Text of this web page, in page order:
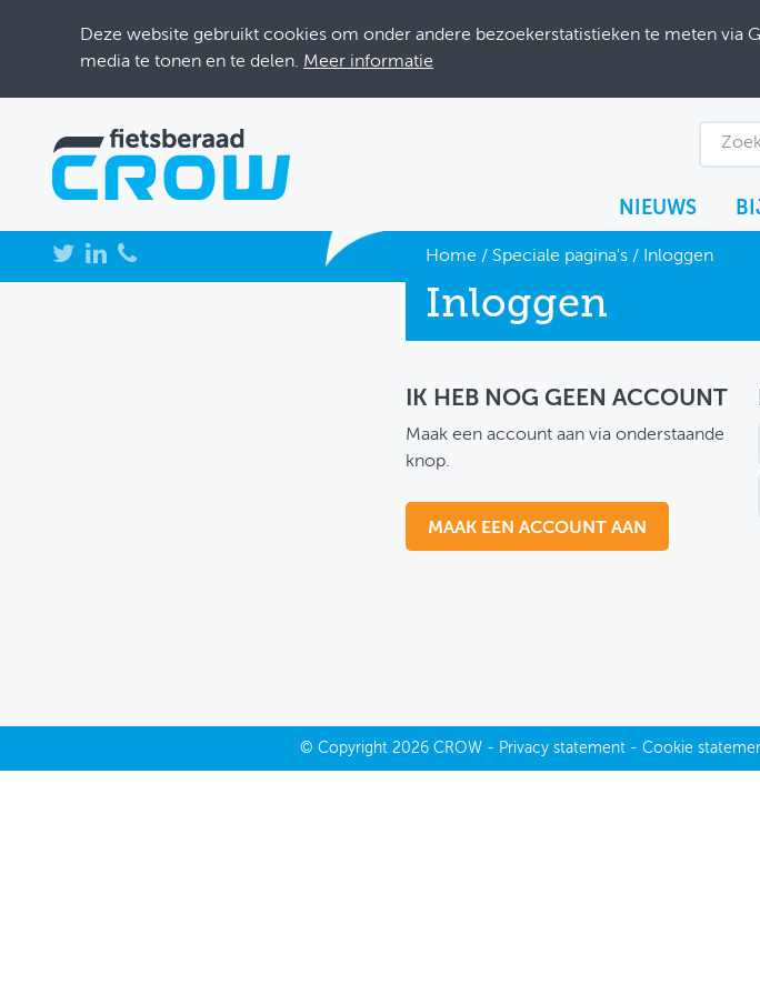
Deze website gebruikt cookies om onder andere bezoekerstatistieken te meten via
media te tonen en te delen. Meer informatie
NIEUWS
NIEUWS Home / Speciale pagina's/ Inloggen
Inloggen
IK HEB NOG GEEN ACCOUNT
Maak een account aan via onderstaande
knop.
MAAK EEN ACCOUNT AAN
© Copyright2026 CROW - Privacy statement- Cookie